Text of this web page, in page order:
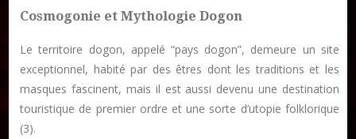
Collections
Mame Hulo
Cosmogonie et Mythologie Dogon
Le territoire dogon, appelé “pays dogon”, demeure un site
exceptionnel, habité par des êtres dont les traditions et les
masques fascinent, mais il est aussi devenu une destination
touristique de premier ordre et une sorte d’utopie folklorique
(3).